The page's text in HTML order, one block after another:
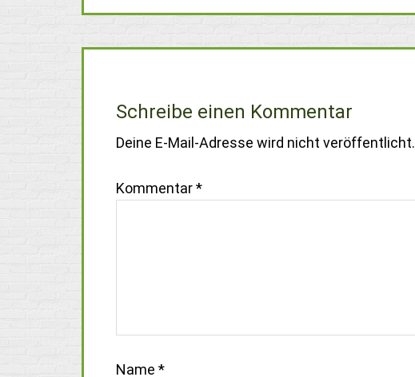
Schreibe einen Kommentar
Deine E-Mail-Adresse wird nicht veröffentlicht.
Kommentar*
Name *